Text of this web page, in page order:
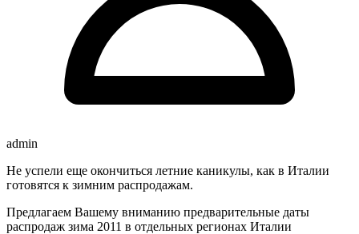
admin
Не успели еще окончиться летние каникулы, как в Италии
готовятся к зимним распродажам.
Предлагаем Вашему вниманию предварительные даты
распродаж зима 2011 в отдельных регионах Италии